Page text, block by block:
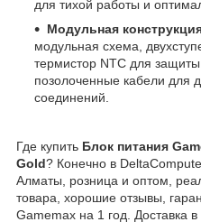
для тихой работы и
Модульная
модульная схема,
термистор NTC для защиты
позолоченные кабели для
соединений.
Где купить Блок питания
Gold? Конечно в
Алматы, розница и оптом,
товара, хорошие отзывы,
Gamemax на 1 год. Доставка